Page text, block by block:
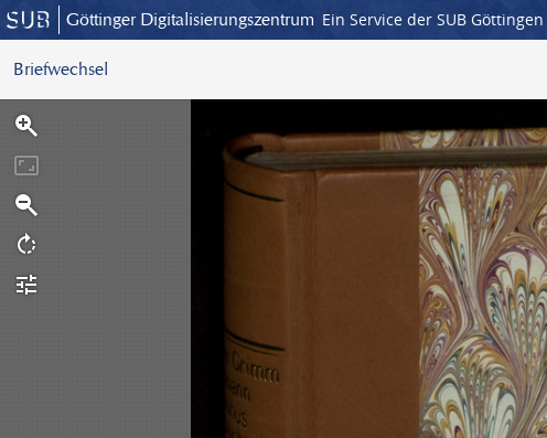
Göttinger Digitalisierungszentrum Ein Service der SUB Göttingen
Briefwechsel